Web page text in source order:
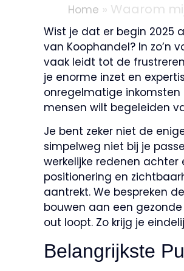
Home » Waarom
Wist je dat er begin 2025
van Koophandel? In zo’n
vaak leidt tot de
je enorme inzet en
onregelmatige
mensen wilt begeleiden
Je bent zeker niet de
simpelweg niet bij je
werkelijke redenen
positionering en
aantrekt. We bespreken
bouwen aan een
out loopt. Zo krijg je
Belangrijkste